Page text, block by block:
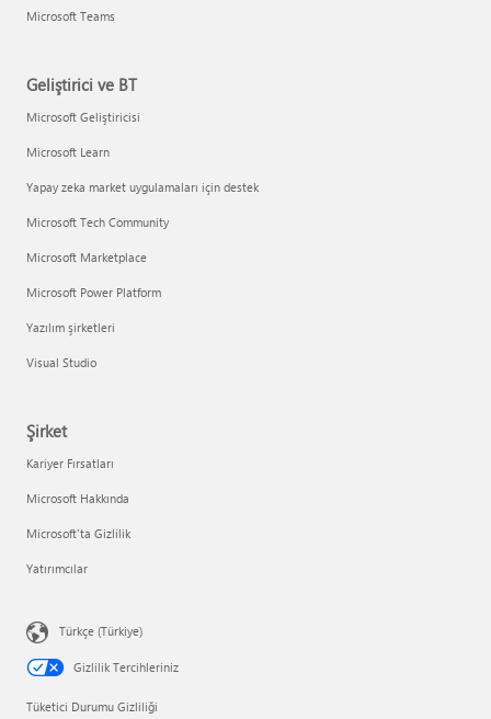
Microsoft Teams
Geliştirici ve BT
Microsoft Geliştiricisi
Microsoft Learn
Yapay zeka market uygulamaları için destek
Microsoft Tech Community
Microsoft Marketplace
Microsoft Power Platform
Yazılım şirketleri
Visual Studio
Şirket
Kariyer Fırsatları
Microsoft Hakkında
Microsoft'ta Gizlilik
Yatırımcılar
Türkçe (Türkiye)
Gizlilik Tercihleriniz
Tüketici Durumu Gizliliği